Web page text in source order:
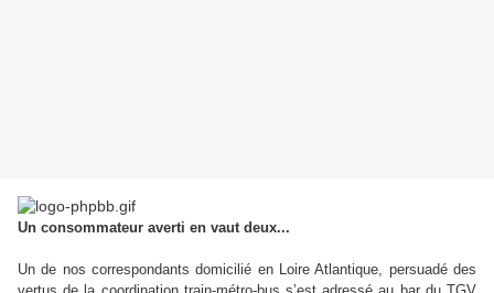
Un consommateur averti en vaut deux...
Un de nos correspondants domicilié en Loire Atlantique, persuadé des